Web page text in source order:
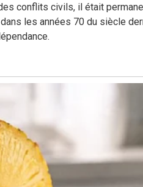
conflits civils, il était
les années 70 du siècle